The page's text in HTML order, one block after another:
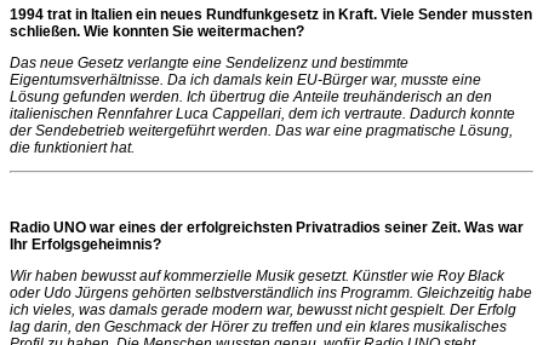
1994 trat in Italien ein neues Rundfunkgesetz in Kraft. Viele Sender mussten
schließen. Wie konnten Sie weitermachen?
Das neue Gesetz verlangte eine Sendelizenz und bestimmte
Eigentumsverhältnisse. Da ich damals kein EU-Bürger war, musste eine
Lösung gefunden werden. Ich übertrug die Anteile treuhänderisch an den
italienischen Rennfahrer Luca Cappellari, dem ich vertraute. Dadurch konnte
der Sendebetrieb weitergeführt werden. Das war eine pragmatische Lösung,
die funktioniert hat.
Radio UNO war eines der erfolgreichsten Privatradios seiner Zeit. Was war
Ihr Erfolgsgeheimnis?
Wir haben bewusst auf kommerzielle Musik gesetzt. Künstler wie Roy Black
oder Udo Jürgens gehörten selbstverständlich ins Programm. Gleichzeitig habe
ich vieles, was damals gerade modern war, bewusst nicht gespielt. Der Erfolg
lag darin, den Geschmack der Hörer zu treffen und ein klares musikalisches